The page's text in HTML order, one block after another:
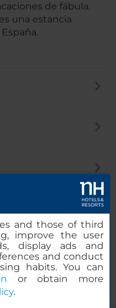
de fábula.
una estancia
and those of third
improve the user
display ads and
and conduct
habits. You can
or obtain more
.